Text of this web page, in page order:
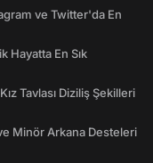
ve Twitter'da En
Hayatta En Sık
Tavlası Diziliş Şekilleri
Minör Arkana Desteleri